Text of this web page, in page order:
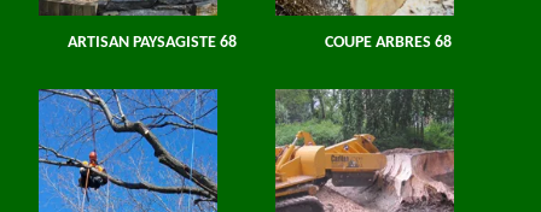
ARTISAN PAYSAGISTE 68 COUPE ARBRES 68